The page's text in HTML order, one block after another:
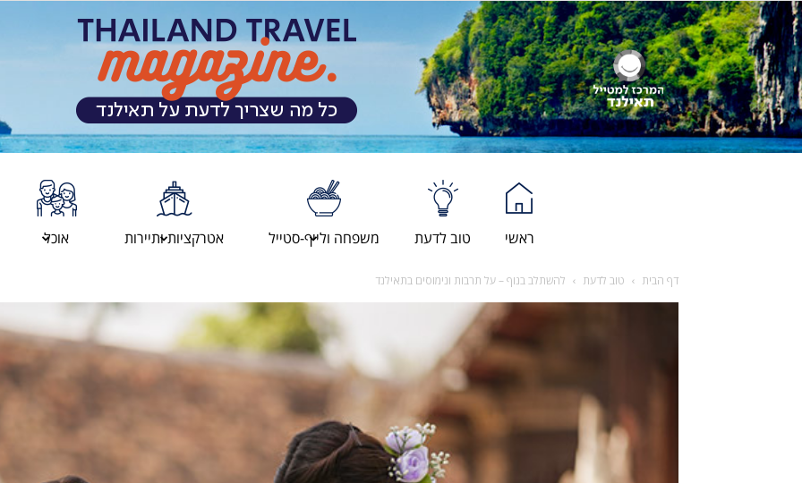
לתאילנד
ראשי טוב לדעת משפחה ולייף-סטייל אטרקציות ותיירות אוכל
דף הבית טוב לדעת להשתלב בנוף – על תרבות ונימוסים בתאילנד